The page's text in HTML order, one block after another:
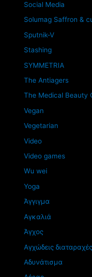
Social Media
Solumag Saffron &
Sputnik-V
Stashing
SYMMETRIA
The Antiagers
The Medical Beauty
Vegan
Vegetarian
Video
Video games
Wu wei
Yoga
Άγγιγμα
Αγκαλιά
Άγχος
Αγχώδεις διαταραχές
Αδυνάτισμα